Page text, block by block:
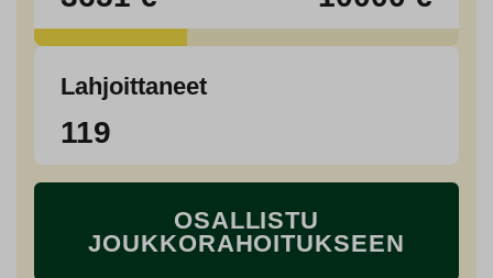
Lahjoittaneet
119
OSALLISTU
JOUKKORAHOITUKSEEN